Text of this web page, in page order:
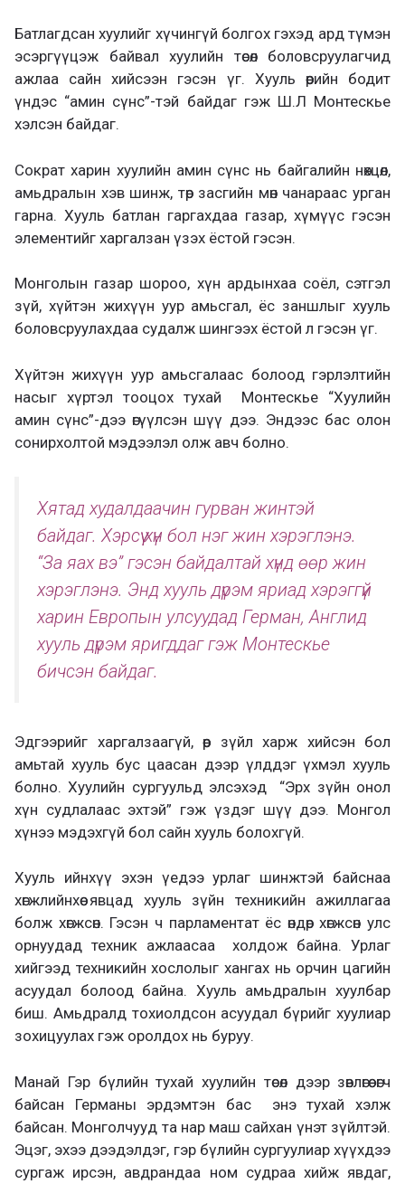
Батлагдсан хуулийг хүчингүй болгох гэхэд ард түмэн
эсэргүүцэж байвал хуулийн төсөл боловсруулагчид
ажлаа сайн хийсээн гэсэн үг. Хууль өөрийн бодит
үндэс “амин сүнс”-тэй байдаг гэж Ш.Л Монтескье
хэлсэн байдаг.
Сократ харин хуулийн амин сүнс нь байгалийн нөхцөл,
амьдралын хэв шинж, төр засгийн мөн чанараас урган
гарна. Хууль батлан гаргахдаа газар, хүмүүс гэсэн
элементийг харгалзан үзэх ёстой гэсэн.
Монголын газар шороо, хүн ардынхаа соёл, сэтгэл
зүй, хүйтэн жихүүн уур амьсгал, ёс заншлыг хууль
боловсруулахдаа судалж шингээх ёстой л гэсэн үг.
Хүйтэн жихүүн уур амьсгалаас болоод гэрлэлтийн
насыг хүртэл тооцох тухай Монтескье “Хуулийн
амин сүнс”-дээ өгүүлсэн шүү дээ. Эндээс бас олон
сонирхолтой мэдээлэл олж авч болно.
Хятад худалдаачин гурван жинтэй
байдаг. Хэрсүү хүн бол нэг жин хэрэглэнэ.
“За яах вэ” гэсэн байдалтай хүнд өөр жин
хэрэглэнэ. Энд хууль дүрэм яриад хэрэггүй
харин Европын улсуудад Герман, Англид
хууль дүрэм яригддаг гэж Монтескье
бичсэн байдаг.
Эдгээрийг харгалзаагүй, өөр зүйл харж хийсэн бол
амьтай хууль бус цаасан дээр үлддэг үхмэл хууль
болно. Хуулийн сургуульд элсэхэд “Эрх зүйн онол
хүн судлалаас эхтэй” гэж үздэг шүү дээ. Монгол
хүнээ мэдэхгүй бол сайн хууль болохгүй.
Хууль ийнхүү эхэн үедээ урлаг шинжтэй байснаа
хөгжлийнхөө явцад хууль зүйн техникийн ажиллагаа
болж хөгжсөн. Гэсэн ч парламентат ёс өндөр хөгжсөн улс
орнуудад техник ажлаасаа холдож байна. Урлаг
хийгээд техникийн хослолыг хангах нь орчин цагийн
асуудал болоод байна. Хууль амьдралын хуулбар
биш. Амьдралд тохиолдсон асуудал бүрийг хуулиар
зохицуулах гэж оролдох нь буруу.
Манай Гэр бүлийн тухай хуулийн төсөл дээр зөвлөгөө өгч
байсан Германы эрдэмтэн бас энэ тухай хэлж
байсан. Монголчууд та нар маш сайхан үнэт зүйлтэй.
Эцэг, эхээ дээдэлдэг, гэр бүлийн сургуулиар хүүхдээ
сургаж ирсэн, авдрандаа ном судраа хийж явдаг,